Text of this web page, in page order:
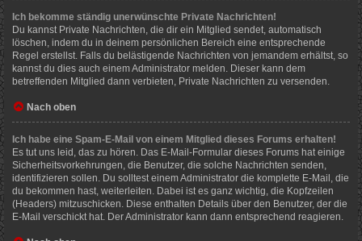
Ich bekomme ständig unerwünschte Private Nachrichten!
Du kannst Private Nachrichten, die dir ein Mitglied sendet, automatisch
löschen, indem du in deinem persönlichen Bereich eine entsprechende
Regel erstellst. Falls du belästigende Nachrichten von jemandem erhältst, so
kannst du dies auch einem Administrator melden. Dieser kann dem
betreffenden Mitglied dann verbieten, Private Nachrichten zu versenden.
Nach oben
Ich habe eine Spam-E-Mail von einem Mitglied dieses Forums erhalten!
Es tut uns leid, das zu hören. Das E-Mail-Formular dieses Forums hat einige
Sicherheitsvorkehrungen, die Benutzer, die solche Nachrichten senden,
identifizieren sollen. Du solltest einem Administrator die komplette E-Mail, die
du bekommen hast, weiterleiten. Dabei ist es ganz wichtig, die Kopfzeilen
(Headers) mitzuschicken. Diese enthalten Details über den Benutzer, der die
E-Mail verschickt hat. Der Administrator kann dann entsprechend reagieren.